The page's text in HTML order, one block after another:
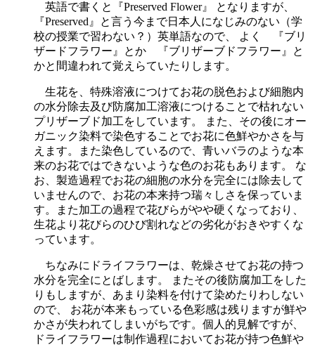
英語で書くと『Preserved Flower』 となりますが、
『Preserved』と言う今まで日本人になじみのない（学
校の授業で習わない？）英単語なので、 よく 『ブリ
ザードフラワー』とか 『ブリザーブドフラワー』と
かと間違われて覚えらていたりします。
生花を、特殊溶液につけてお花の脱色および細胞内
の水分除去及び防腐加工溶液につけることで枯れない
プリザーブド加工をしています。 また、その後にオー
ガニック染料で染色することでお花に色鮮やかさを与
えます。また染色しているので、青いバラのような本
来のお花ではできないような色のお花もあります。 な
お、製造過程でお花の細胞の水分を完全には除去して
いませんので、お花の本来持つ瑞々しさを保っていま
す。また加工の過程で花びらがやや硬くなっており、
生花より花びらのひび割れなどの劣化がおきやすくな
っています。
ちなみにドライフラワーは、乾燥させてお花の持つ
水分を完全にとばします。 またその後防腐加工をした
りもしますが、あまり染料を付けて染めたりわしない
ので、 お花が本来もっている色彩感は残りますが鮮や
かさが失われてしまいがちです。個人的見解ですが、
ドライフラワーは制作過程においてお花が持つ色鮮や